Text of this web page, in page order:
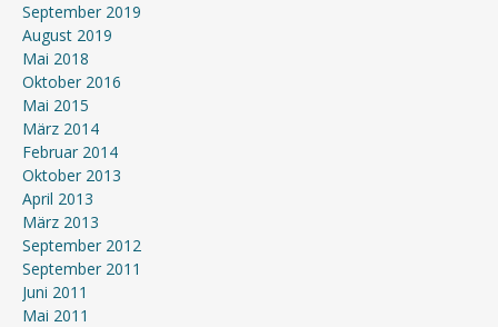
September 2019
August 2019
Mai 2018
Oktober 2016
Mai 2015
März 2014
Februar 2014
Oktober 2013
April 2013
März 2013
September 2012
September 2011
Juni 2011
Mai 2011